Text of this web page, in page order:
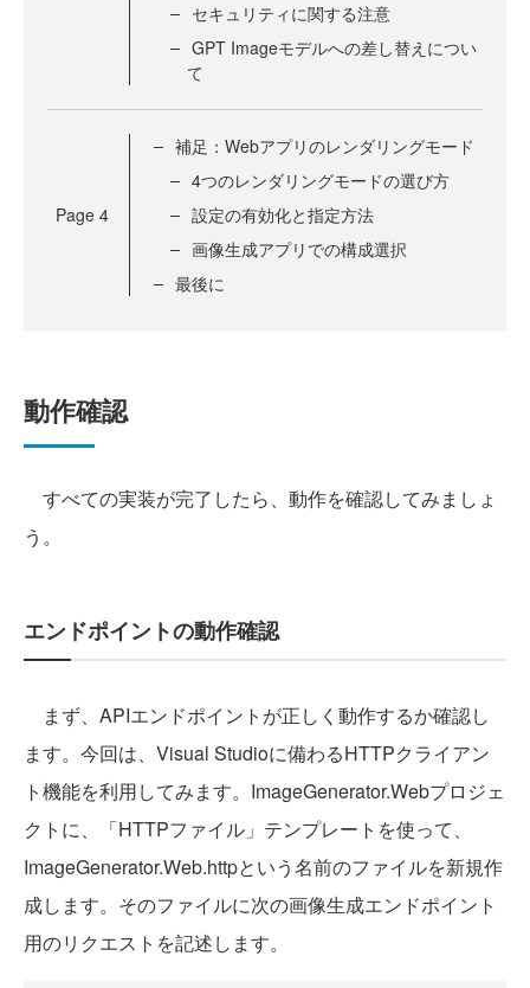
セキュリティに関する注意
GPT Imageモデルへの差し替えについ
て
Page 4
補足：Webアプリのレンダリングモード
4つのレンダリングモードの選び方
設定の有効化と指定方法
画像生成アプリでの構成選択
最後に
動作確認
すべての実装が完了したら、動作を確認してみましょ
う。
エンドポイントの動作確認
まず、APIエンドポイントが正しく動作するか確認し
ます。今回は、Visual Studioに備わるHTTPクライアン
ト機能を利用してみます。ImageGenerator.Webプロジェ
クトに、「HTTPファイル」テンプレートを使って、
ImageGenerator.Web.httpという名前のファイルを新規作
成します。そのファイルに次の画像生成エンドポイント
用のリクエストを記述します。